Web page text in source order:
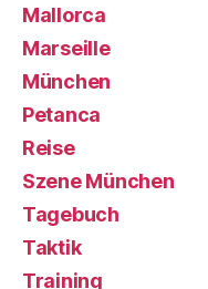
Mallorca
Marseille
München
Petanca
Reise
Szene München
Tagebuch
Taktik
Training